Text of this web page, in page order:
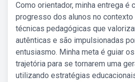
Como orientador, minha entrega é
progresso dos alunos no contexto
técnicas pedagógicas que
autênticas e são impulsionadas
entusiasmo. Minha meta é guiar
trajetória para se tornarem uma
utilizando estratégias